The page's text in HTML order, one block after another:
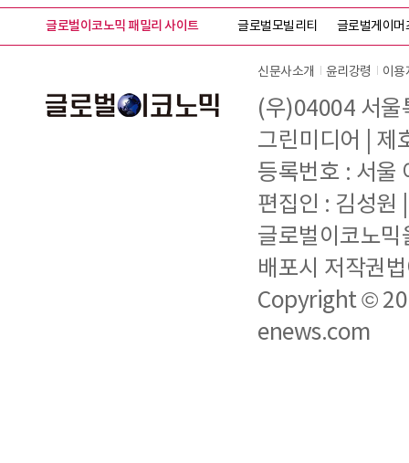
글로벌이코노믹 패밀리 사이트 글로벌모빌리티 글로벌게이머
신문사소개 윤리강령 이용
(우)04004 서울
그린미디어 | 제
등록번호 : 서울
편집인 : 김성원
글로벌이코노믹
배포시 저작권
Copyright ©
enews.com